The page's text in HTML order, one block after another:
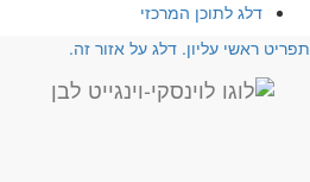
דלג לתוכן המרכזי
ראשי עליון. דלג על אזור זה.